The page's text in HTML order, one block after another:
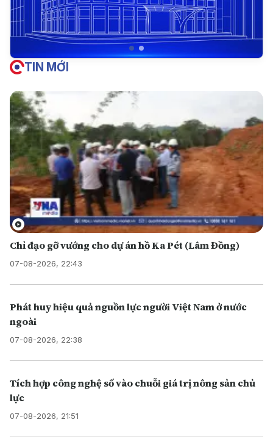
TIN MỚI
Chỉ đạo gỡ vướng cho dự án hồ Ka Pét (Lâm Đồng)
07-08-2026, 22:43
Phát huy hiệu quả nguồn lực người Việt Nam ở nước
ngoài
07-08-2026, 22:38
Tích hợp công nghệ số vào chuỗi giá trị nông sản chủ
lực
07-08-2026, 21:51